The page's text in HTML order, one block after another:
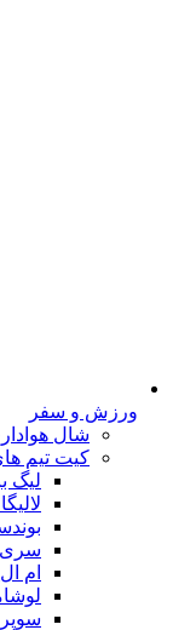
ورزش و سفر
شال
کیت تیم
لیگ
سری آ
ام